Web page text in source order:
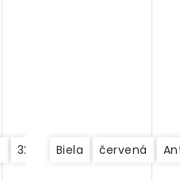
32 (32/35,5 cm)
Biela červená